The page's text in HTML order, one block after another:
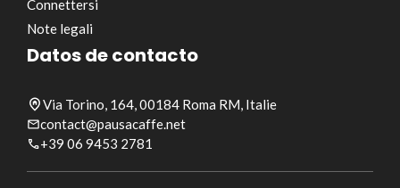
Connettersi
Note legali
Datos de contacto
Via Torino, 164, 00184 Roma RM, Italie
contact@pausacaffe.net
+39 06 9453 2781